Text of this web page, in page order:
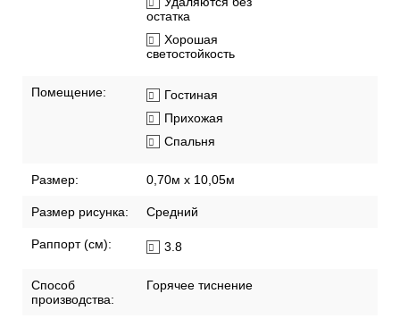
остатка
Хорошая
светостойкость
Помещение:
Гостиная
Прихожая
Спальня
Размер: 0,70м x 10,05м
Размер рисунка: Средний
Раппорт (см): 3.8
Способ
производства:
Горячее тиснение